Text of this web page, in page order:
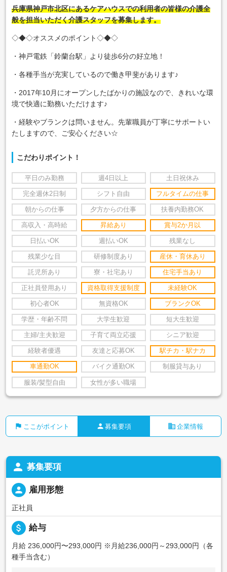
兵庫県神戸市北区にあるケアハウスでの利用者の皆様の介護全
般を担当いただく介護スタッフを募集します。
◇◆◇オススメのポイント◇◆◇
・神戸電鉄「鈴蘭台駅」より徒歩6分の好立地！
・各種手当が充実しているので働き甲斐があります♪
・2017年10月にオープンしたばかりの施設なので、きれいな環
境で快適に勤務いただけます♪
・経験やブランクは問いません。先輩職員が丁寧にサポートい
たしますので、ご安心ください☆
こだわりポイント！
平日のみ勤務 週4日以上 土日祝休み
完全週休2日制 シフト自由 フルタイムの仕事
朝からの仕事 夕方からの仕事 扶養内勤務OK
高収入・高時給 昇給あり 賞与2か月以
日払いOK 週払いOK 残業なし
残業少な目 研修制度あり 産休・育休あり
託児所あり 寮・社宅あり 住宅手当あり
正社員登用あり 資格取得支援制度 未経験OK
初心者OK 無資格OK ブランクOK
学歴・年齢不問 大学生歓迎 短大生歓迎
主婦/主夫歓迎 子育て両立応援 シニア歓迎
経験者優遇 友達と応募OK 駅チカ・駅ナカ
車通勤OK バイク通勤OK 制服貸与あり
服装/髪型自由 女性が多い職場
flag ここがポイント person 募集要項 business 企業情報
person 募集要項
person 雇用形態
正社員
attach_money 給与
月給 236,000円〜293,000円 ※月給236,000円～293,000円（各
種手当含む）